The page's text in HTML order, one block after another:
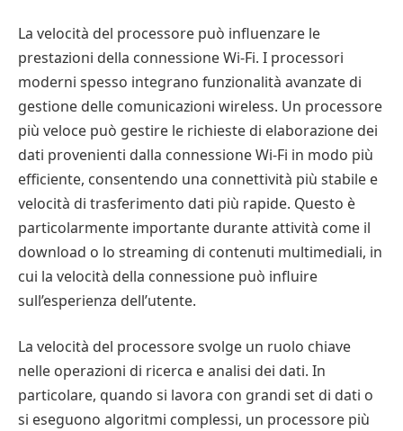
La velocità del processore può influenzare le
prestazioni della connessione Wi-Fi. I processori
moderni spesso integrano funzionalità avanzate di
gestione delle comunicazioni wireless. Un processore
più veloce può gestire le richieste di elaborazione dei
dati provenienti dalla connessione Wi-Fi in modo più
efficiente, consentendo una connettività più stabile e
velocità di trasferimento dati più rapide. Questo è
particolarmente importante durante attività come il
download o lo streaming di contenuti multimediali, in
cui la velocità della connessione può influire
sull’esperienza dell’utente.
La velocità del processore svolge un ruolo chiave
nelle operazioni di ricerca e analisi dei dati. In
particolare, quando si lavora con grandi set di dati o
si eseguono algoritmi complessi, un processore più